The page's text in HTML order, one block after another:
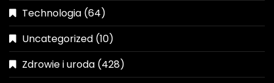
Technologia (64)
Uncategorized (10)
Zdrowie i uroda (428)